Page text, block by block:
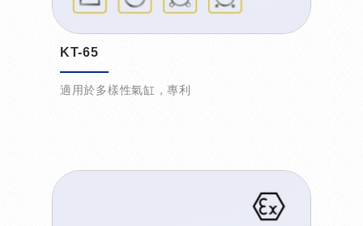
KT-65
適用於多樣性氣缸，專利